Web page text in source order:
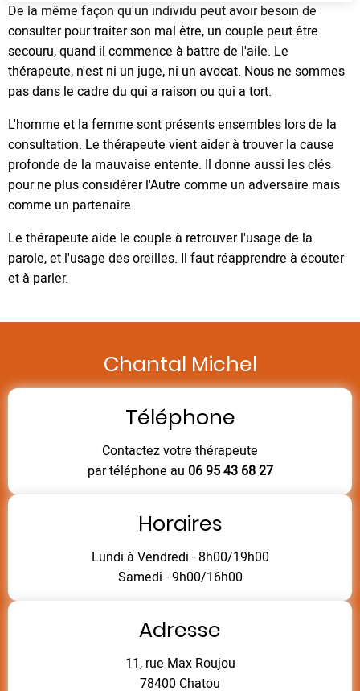
De la même façon qu'un individu peut avoir besoin de
consulter pour traiter son mal être, un couple peut être
secouru, quand il commence à battre de l'aile. Le
thérapeute, n'est ni un juge, ni un avocat. Nous ne sommes
pas dans le cadre du qui a raison ou qui a tort.
L'homme et la femme sont présents ensembles lors de la
consultation. Le thérapeute vient aider à trouver la cause
profonde de la mauvaise entente. Il donne aussi les clés
pour ne plus considérer l'Autre comme un adversaire mais
comme un partenaire.
Le thérapeute aide le couple à retrouver l'usage de la
parole, et l'usage des oreilles. Il faut réapprendre à écouter
et à parler.
Chantal Michel
Téléphone
Contactez votre thérapeute
par téléphone au 06 95 43 68 27
Horaires
Lundi à Vendredi - 8h00/19h00
Samedi - 9h00/16h00
Adresse
11, rue Max Roujou
78400 Chatou